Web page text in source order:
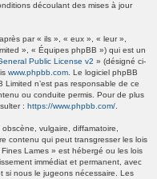
découlant des mises à jour
par « ils », « eux », « leur »,
», « Équipes phpBB ») qui est un
Public License v2 » (désigné ci-
www.phpbb.com . Le logiciel phpBB
n’est pas responsable de ce
ou conduite permis. Pour de plus
: https://www.phpbb.com/
vulgaire, diffamatoire,
contenu qui peut transgresser les lois
Lames » est hébergé ou les lois
immédiat et permanent, avec
si nous le jugeons nécessaire. Les